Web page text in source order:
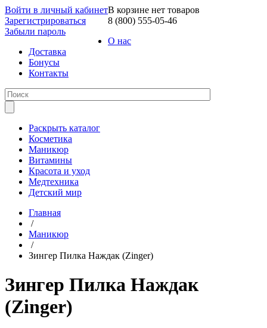
Войти в личный кабинет
Зарегистрироваться
Забыли пароль
В корзине нет товаров
8 (800) 555-05-46
О нас
Доставка
Бонусы
Контакты
Раскрыть каталог
Косметика
Маникюр
Витамины
Красота и уход
Медтехника
Детский мир
Главная
/
Маникюр
/
Зингер Пилка Наждак (Zinger)
Зингер Пилка Наждак
(Zinger)